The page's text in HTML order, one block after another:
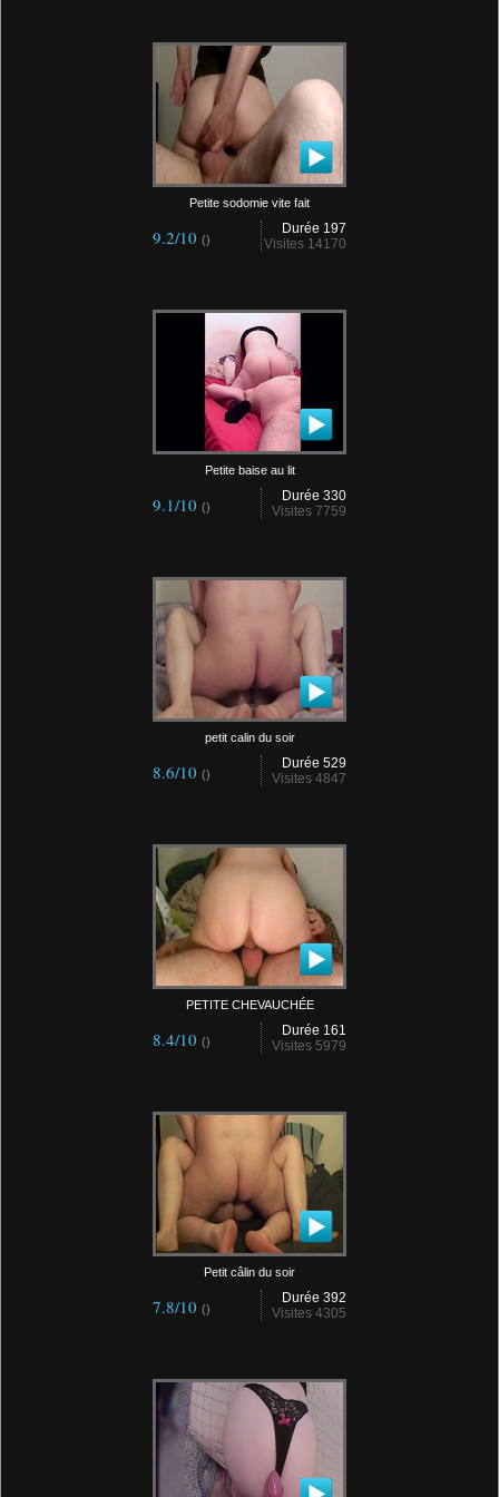
Petite sodomie vite fait
Durée 197
Visites 14170
9.2/10 ()
Petite baise au lit
Durée 330
Visites 7759
9.1/10 ()
petit calin du soir
Durée 529
Visites 4847
8.6/10 ()
PETITE CHEVAUCHÉE
Durée 161
Visites 5979
8.4/10 ()
Petit câlin du soir
Durée 392
Visites 4305
7.8/10 ()